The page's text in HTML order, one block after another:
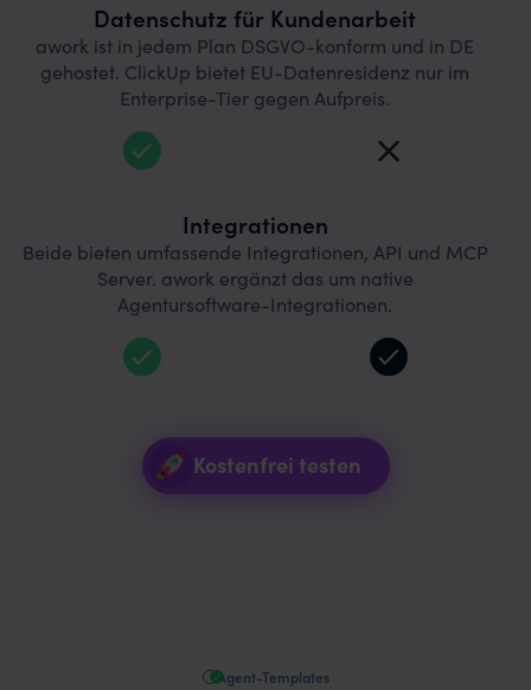
Datenschutz für Kundenarbeit
awork ist in jedem Plan DSGVO-konform und in DE
gehostet. ClickUp bietet EU-Datenresidenz nur im
Enterprise-Tier gegen Aufpreis.
Integrationen
Beide bieten umfassende Integrationen, API und MCP
Server. awork ergänzt das um native
Agentursoftware-Integrationen.
Kostenfrei testen
Agent-Templates